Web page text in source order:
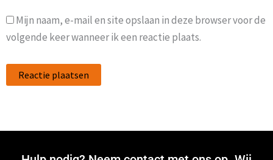
Mijn naam, e-mail en site opslaan in deze browser voor de
volgende keer wanneer ik een reactie plaats.